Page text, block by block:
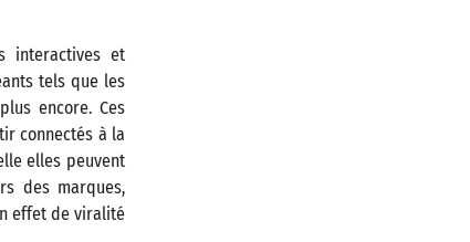
interactives et
tels que les
encore. Ces
connectés à la
elles peuvent
des marques,
effet de viralité